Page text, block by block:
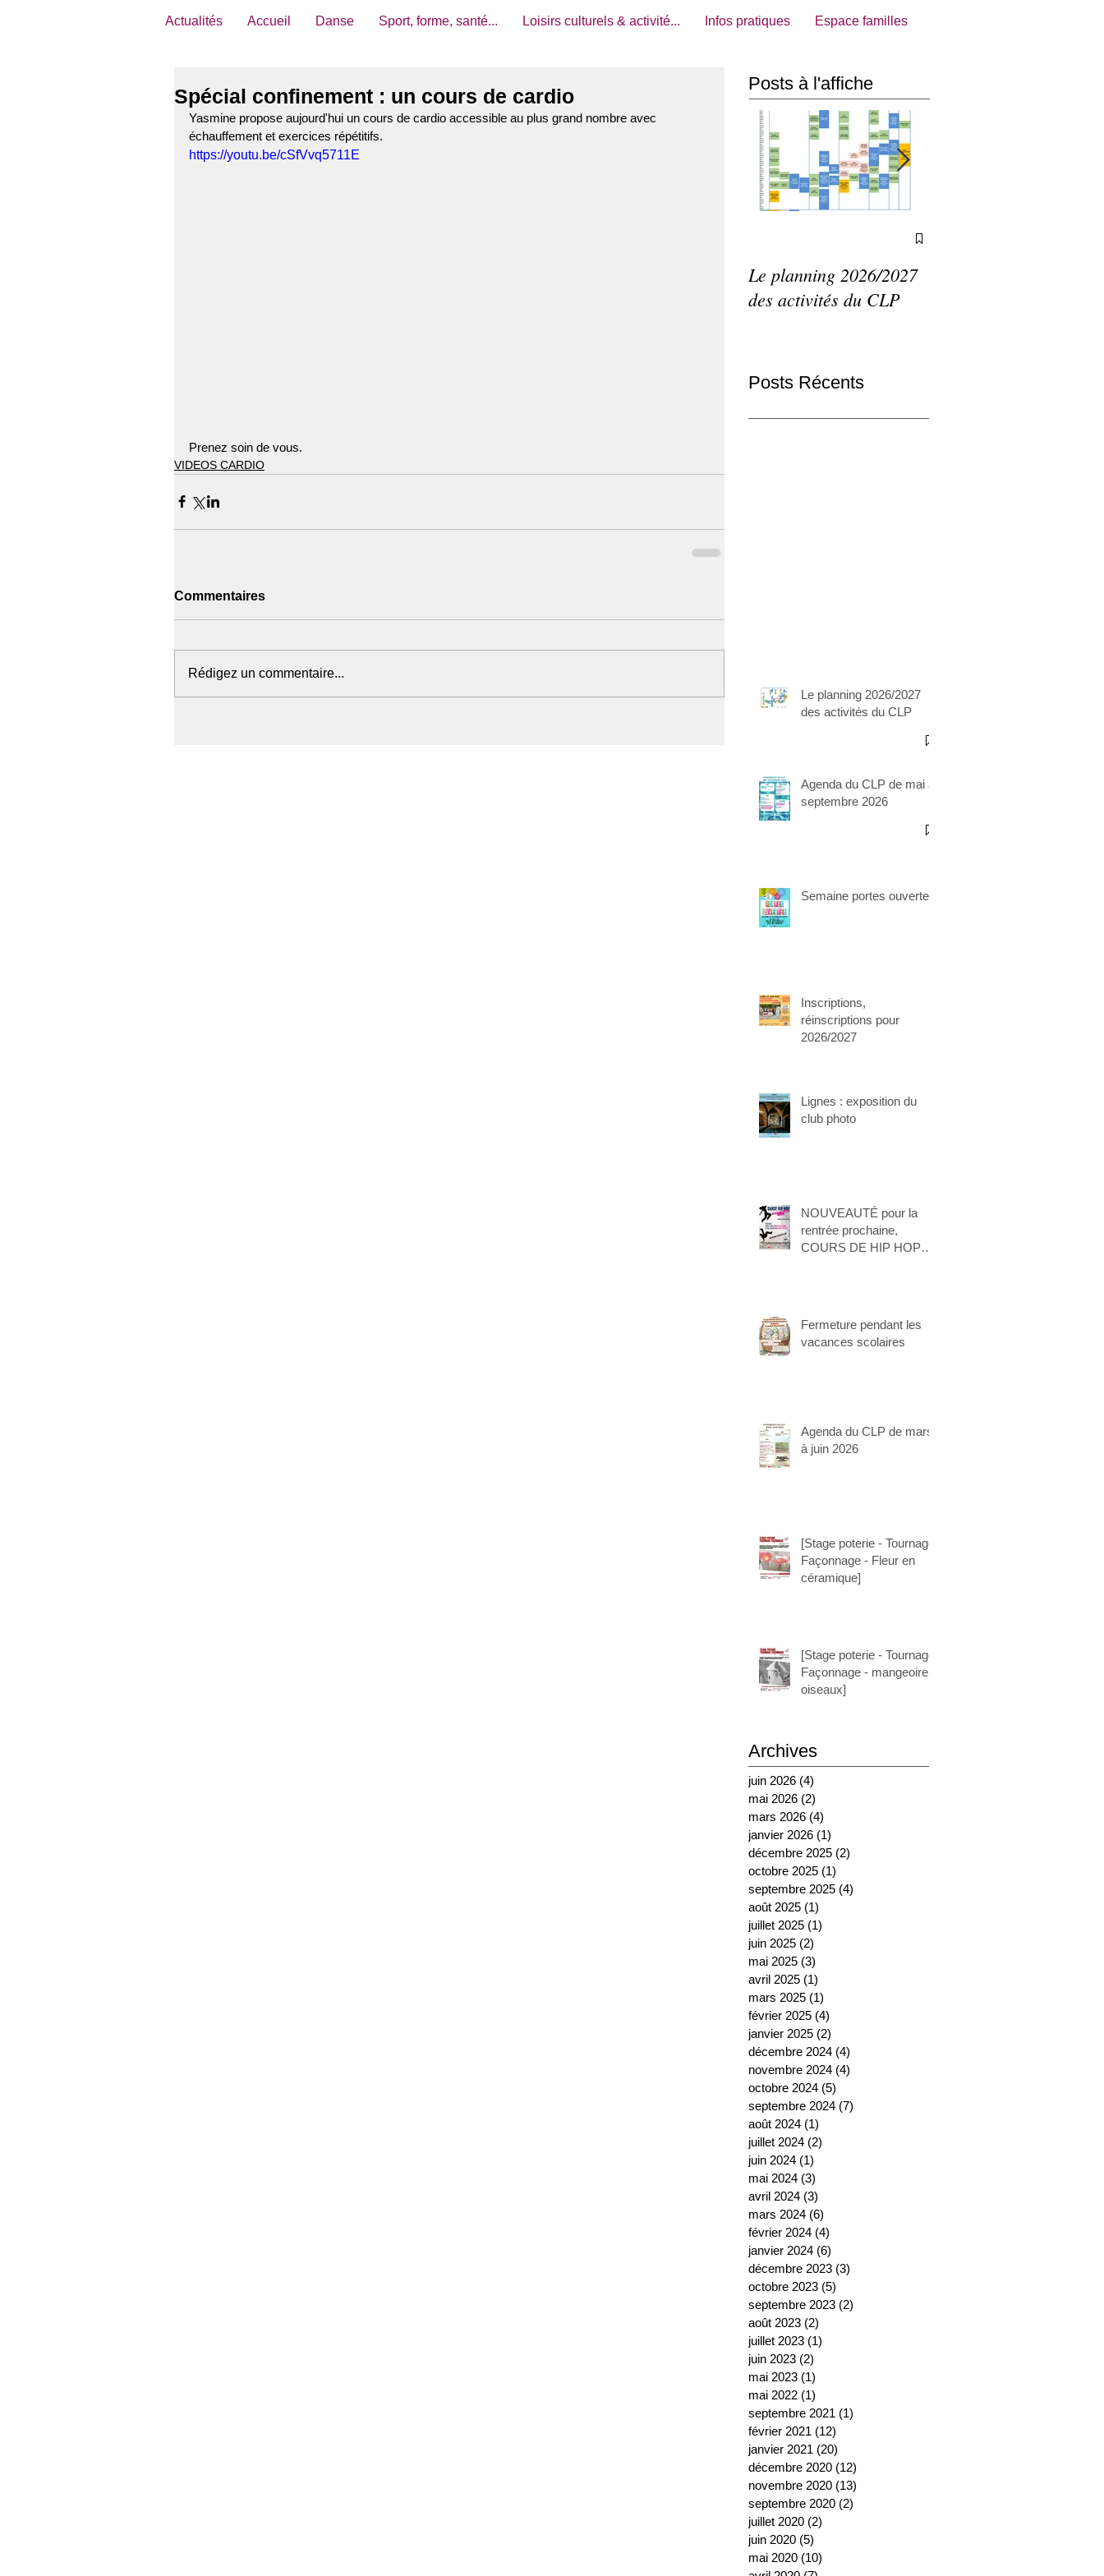
Actualités Accueil Danse Sport, forme, santé... Loisirs culturels & activité... Infos pratiques Espace familles
Spécial confinement : un cours de cardio
Yasmine propose aujourd'hui un cours de cardio accessible au plus grand nombre avec
échauffement et exercices répétitifs.
https://youtu.be/cSfVvq5711E
Prenez soin de vous.
VIDEOS CARDIO
Commentaires
Rédigez un commentaire...
Posts à l'affiche
Le planning 2026/2027
des activités du CLP
Posts Récents
Le planning 2026/2027
des activités du CLP
Agenda du CLP de mai à
septembre 2026
Semaine portes ouvertes
Inscriptions,
réinscriptions pour
2026/2027
Lignes : exposition du
club photo
NOUVEAUTÉ pour la
rentrée prochaine,
COURS DE HIP HOP
Fermeture pendant les
vacances scolaires
Agenda du CLP de mars
à juin 2026
[Stage poterie - Tournage
Façonnage - Fleur en
céramique]
[Stage poterie - Tournage
Façonnage - mangeoire à
oiseaux]
Archives
juin 2026 (4)
mai 2026 (2)
mars 2026 (4)
janvier 2026 (1)
décembre 2025 (2)
octobre 2025 (1)
septembre 2025 (4)
août 2025 (1)
juillet 2025 (1)
juin 2025 (2)
mai 2025 (3)
avril 2025 (1)
mars 2025 (1)
février 2025 (4)
janvier 2025 (2)
décembre 2024 (4)
novembre 2024 (4)
octobre 2024 (5)
septembre 2024 (7)
août 2024 (1)
juillet 2024 (2)
juin 2024 (1)
mai 2024 (3)
avril 2024 (3)
mars 2024 (6)
février 2024 (4)
janvier 2024 (6)
décembre 2023 (3)
octobre 2023 (5)
septembre 2023 (2)
août 2023 (2)
juillet 2023 (1)
juin 2023 (2)
mai 2023 (1)
mai 2022 (1)
septembre 2021 (1)
février 2021 (12)
janvier 2021 (20)
décembre 2020 (12)
novembre 2020 (13)
septembre 2020 (2)
juillet 2020 (2)
juin 2020 (5)
mai 2020 (10)